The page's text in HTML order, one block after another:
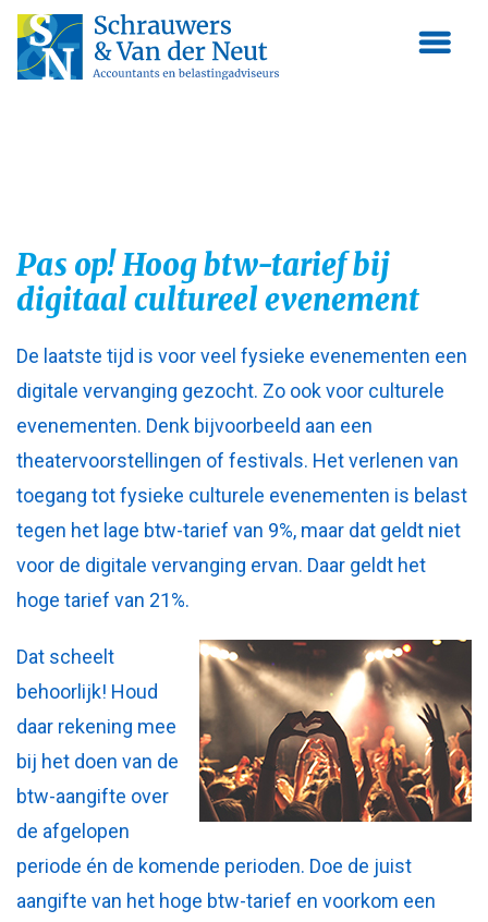
Pas op! Hoog btw-tarief bij
digitaal cultureel evenement
De laatste tijd is voor veel fysieke evenementen een
digitale vervanging gezocht. Zo ook voor culturele
evenementen. Denk bijvoorbeeld aan een
theatervoorstellingen of festivals. Het verlenen van
toegang tot fysieke culturele evenementen is belast
tegen het lage btw-tarief van 9%, maar dat geldt niet
voor de digitale vervanging ervan. Daar geldt het
hoge tarief van 21%.
Dat scheelt
behoorlijk! Houd
daar rekening mee
bij het doen van de
btw-aangifte over
de afgelopen
periode én de komende perioden. Doe de juist
aangifte van het hoge btw-tarief en voorkom een